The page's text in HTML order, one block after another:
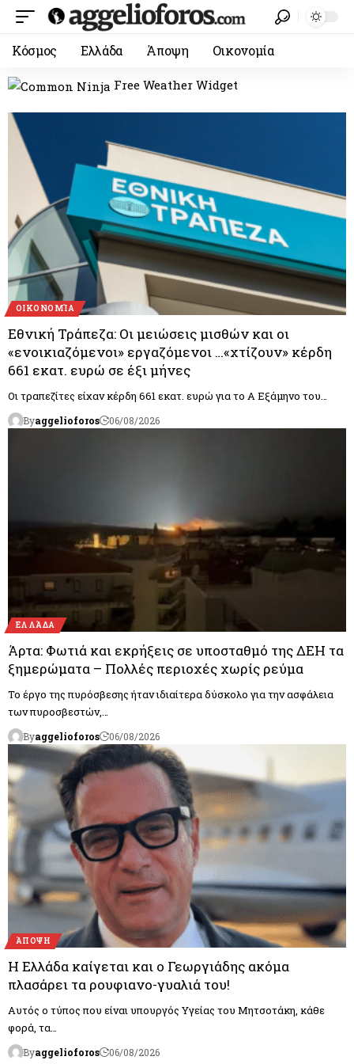
Κόσμος Ελλάδα Άποψη Οικονομία
Free Weather Widget
ΟΙΚΟΝΟΜΊΑ
Εθνική Τράπεζα: Οι μειώσεις μισθών και οι
«ενοικιαζόμενοι» εργαζόμενοι …«χτίζουν» κέρδη
661 εκατ. ευρώ σε έξι μήνες
Οι τραπεζίτες είχαν κέρδη 661 εκατ. ευρώ για το Α Εξάμηνο του…
Byaggelioforos 06/08/2026
ΕΛΛΆΔΑ
Άρτα: Φωτιά και εκρήξεις σε υποσταθμό της ΔΕΗ τα
ξημερώματα – Πολλές περιοχές χωρίς ρεύμα
Το έργο της πυρόσβεσης ήταν ιδιαίτερα δύσκολο για την ασφάλεια
των πυροσβεστών,…
Byaggelioforos 06/08/2026
ΆΠΟΨΗ
H Ελλάδα καίγεται και ο Γεωργιάδης ακόμα
πλασάρει τα ρουφιανο-γυαλιά του!
Αυτός ο τύπος που είναι υπουργός Υγείας του Μητσοτάκη, κάθε
φορά, τα…
Byaggelioforos 06/08/2026